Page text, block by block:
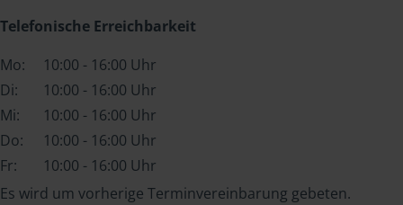
Telefonische Erreichbarkeit
Mo:
10:00 - 16:00 Uhr
Di:
10:00 - 16:00 Uhr
Mi:
10:00 - 16:00 Uhr
Do:
10:00 - 16:00 Uhr
Fr:
10:00 - 16:00 Uhr
Es wird um vorherige Terminvereinbarung gebeten.